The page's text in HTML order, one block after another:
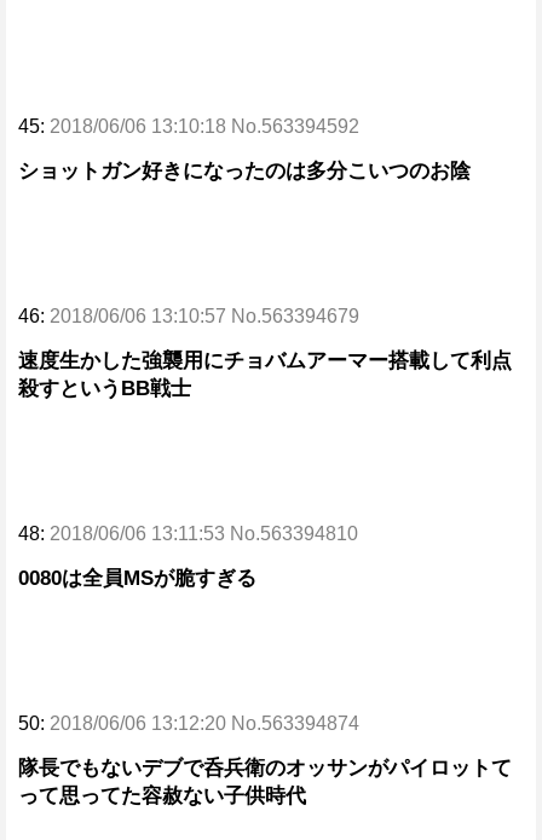
45: 2018/06/06 13:10:18 No.563394592
ショットガン好きになったのは多分こいつのお陰
46: 2018/06/06 13:10:57 No.563394679
速度生かした強襲用にチョバムアーマー搭載して利点
殺すというBB戦士
48: 2018/06/06 13:11:53 No.563394810
0080は全員MSが脆すぎる
50: 2018/06/06 13:12:20 No.563394874
隊長でもないデブで呑兵衛のオッサンがパイロットて
って思ってた容赦ない子供時代